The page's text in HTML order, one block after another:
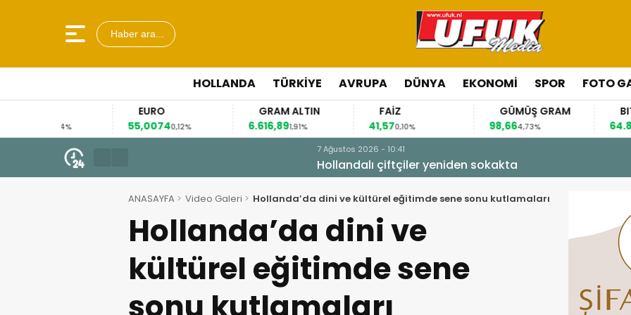
Haber ara...
HOLLANDA TÜRKIYE AVRUPA DÜNYA EKONOMI SPOR FOTO
55,0074
0,12%
6.616,89
FAİZ
41,57
GÜMÜŞ GRAM
BITCOIN
0,67%
Hollandalı çiftçiler yeniden sokakta
ANASAYFA Video Galeri Hollanda’da dini ve kültürel eğitimde sene sonu kutlamaları
Hollanda’da dini ve
kültürel eğitimde sene